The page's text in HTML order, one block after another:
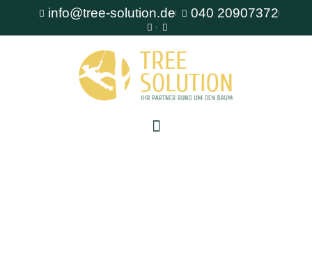
info@tree-solution.de 040 20907372